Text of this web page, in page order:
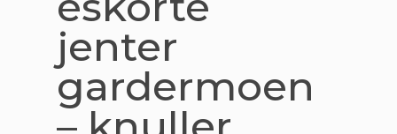
jenter
gardermoen